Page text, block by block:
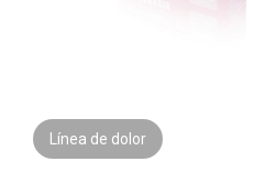
Línea de dolor